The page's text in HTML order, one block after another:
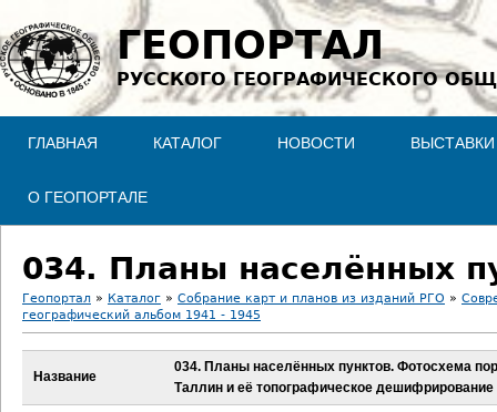
Jump to navigation
ГЕОПОРТАЛ
РУССКОГО ГЕОГРАФИЧЕСКОГО
ГЛАВНАЯ КАТАЛОГ НОВОСТИ ВЫСТАВКИ
О ГЕОПОРТАЛЕ
В
ы
Геопортал » Каталог » Собрание карт и планов из изданий РГО »
географический альбом 1941 - 1945
Название
034. Планы населённых пунктов. Фотосхема
Таллин и её топографическое дешифрирование